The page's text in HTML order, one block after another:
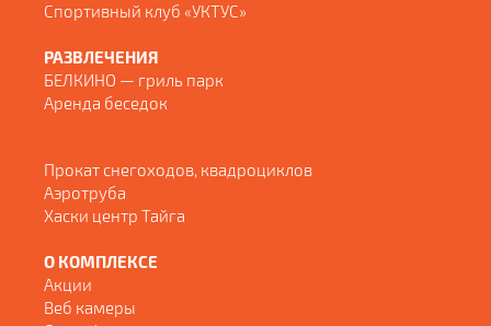
Спортивный клуб «УКТУС»
РАЗВЛЕЧЕНИЯ
БЕЛКИНО — гриль парк
Аренда беседок
Прокат снегоходов, квадроциклов
Аэротруба
Хаски центр Тайга
О КОМПЛЕКСЕ
Акции
Веб камеры